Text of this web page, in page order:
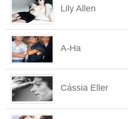
Lily Allen
A-Ha
Cássia Eller